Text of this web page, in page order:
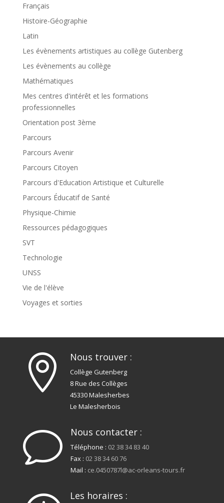
Français
Histoire-Géographie
Latin
Les évènements artistiques au collège Gutenberg
Les évènements au collège
Mathématiques
Mes centres d'intérêt et les formations
professionnelles
Orientation post 3ème
Parcours
Parcours Avenir
Parcours Citoyen
Parcours d'Education Artistique et Culturelle
Parcours Éducatif de Santé
Physique-Chimie
Ressources pédagogiques
SVT
Technologie
UNSS
Vie de l'élève
Voyages et sorties
 Nous trouver :
Collège Gutenberg
8 Rue des Collèges
45330 Malesherbes
Le Malesherbois
v Nous contacter :
Téléphone : 02 38 34 83 40
Fax : 02 38 34 60 76
Mail : ce.0450787l@ac-orleans-tours.fr
Les horaires :